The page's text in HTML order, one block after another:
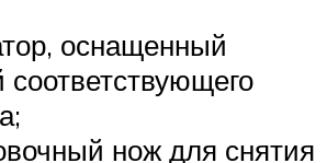
оснащенный
соответствующего
нож для снятия